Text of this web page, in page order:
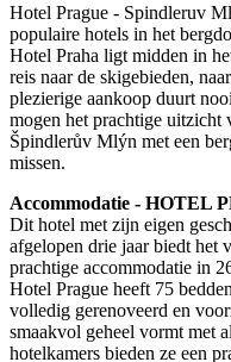
Hotel Prague - Spindleruv
populaire hotels in het
Hotel Praha ligt midden in
reis naar de skigebieden,
plezierige aankoop duurt
mogen het prachtige uitzicht
Špindlerův Mlýn met een
missen.
Accommodatie - HOTEL
Dit hotel met zijn eigen
afgelopen drie jaar biedt het
prachtige accommodatie in
Hotel Prague heeft 75
volledig gerenoveerd en
smaakvol geheel vormt met
hotelkamers bieden ze een